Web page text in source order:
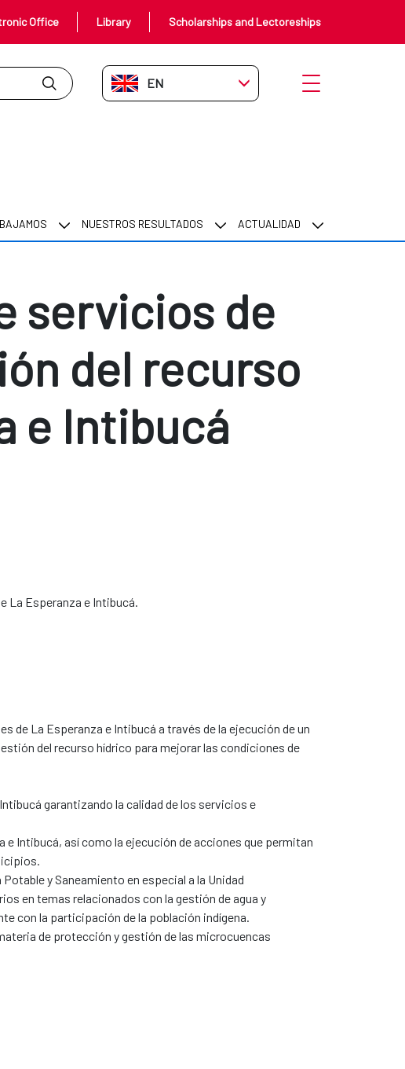
saneamiento y gestión del
Office Library Scholarships and Lectoreships
EN-GB Open menu
NUESTROS RESULTADOS ACTUALIDAD
servicios de
del recurso
e Intibucá
La Esperanza e Intibucá.
de La Esperanza e Intibucá a través de la ejecución de un
del recurso hídrico para mejorar las condiciones de
garantizando la calidad de los servicios e
Intibucá, así como la ejecución de acciones que permitan
y Saneamiento en especial a la Unidad
en temas relacionados con la gestión de agua y
con la participación de la población indígena.
de protección y gestión de las microcuencas